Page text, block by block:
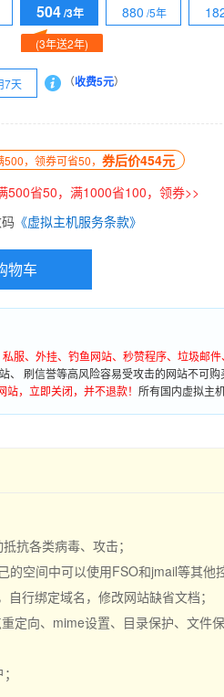
504/3年
(3年送2年)
880 /5年
7天 （收费5元）
500，领券可省50， 券后价454元
500省50，满1000省100，领券>>
《虚拟主机服务条款》
物车
服、外挂、钓鱼网站、秒赞程序、垃圾邮
刷信誉等高风险容易受攻击的网站不可
，立即关闭，并不退款！ 所有国内虚拟主
抗各类病毒、攻击；
空间中可以使用FSO和jmail等其他
行绑定域名，修改网站缺省文档；
定向、mime设置、目录保护、文件